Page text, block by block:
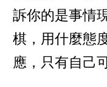
訴你的是事情
棋，用什麼態
應，只有自己